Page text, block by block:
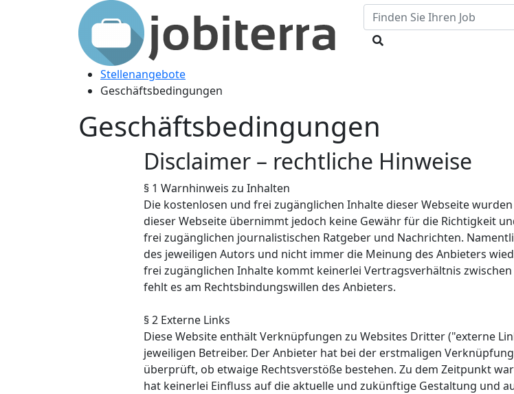
Stellenangebote
Geschäftsbedingungen
Geschäftsbedingungen
Disclaimer – rechtliche Hinweise
§ 1 Warnhinweis zu Inhalten
Die kostenlosen und frei zugänglichen Inhalte dieser Webseite
dieser Webseite übernimmt jedoch keine Gewähr für die Richtigkeit
frei zugänglichen journalistischen Ratgeber und Nachrichten.
des jeweiligen Autors und nicht immer die Meinung des Anbieters
frei zugänglichen Inhalte kommt keinerlei Vertragsverhältnis
fehlt es am Rechtsbindungswillen des Anbieters.
§ 2 Externe Links
Diese Website enthält Verknüpfungen zu Websites Dritter ("externe
jeweiligen Betreiber. Der Anbieter hat bei der erstmaligen
überprüft, ob etwaige Rechtsverstöße bestehen. Zu dem Zeitpunkt
hat keinerlei Einfluss auf die aktuelle und zukünftige Gestaltung und